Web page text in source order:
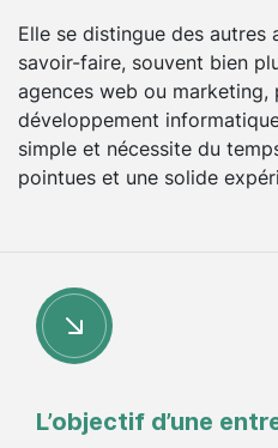
Elle se distingue des
savoir-faire, souvent bien
agences web ou marketing,
développement
simple et nécessite du
pointues et une solide
L’objectif d’une